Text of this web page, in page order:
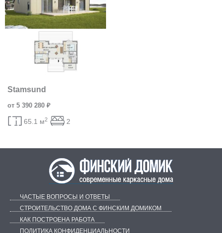
Stamsund
от 5 390 280 ₽
65.1 м2 2
ЧАСТЫЕ ВОПРОСЫ И ОТВЕТЫ
СТРОИТЕЛЬСТВО ДОМА С ФИНСКИМ ДОМИКОМ
КАК ПОСТРОЕНА РАБОТА
ПОЛИТИКА КОНФИДЕНЦИАЛЬНОСТИ